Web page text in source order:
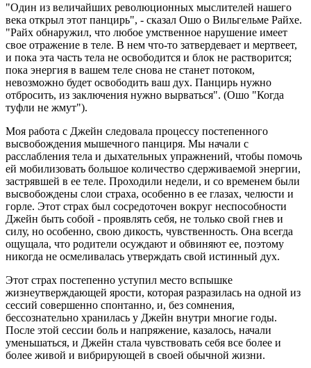
"Один из величайших революционных мыслителей нашего
века открыл этот панцирь", - сказал Ошо о Вильгельме Райхе.
"Райх обнаружил, что любое умственное нарушение имеет
свое отражение в теле. В нем что-то затвердевает и мертвеет,
и пока эта часть тела не освободится и блок не растворится;
пока энергия в вашем теле снова не станет потоком,
невозможно будет освободить ваш дух. Панцирь нужно
отбросить, из заключения нужно вырваться". (Ошо "Когда
туфли не жмут").
Моя работа с Джейн следовала процессу постепенного
высвобождения мышечного панциря. Мы начали с
расслабления тела и дыхательных упражнений, чтобы помочь
ей мобилизовать большое количество сдерживаемой энергии,
застрявшей в ее теле. Проходили недели, и со временем были
высвобождены слои страха, особенно в ее глазах, челюсти и
горле. Этот страх был сосредоточен вокруг неспособности
Джейн быть собой - проявлять себя, не только свой гнев и
силу, но особенно, свою дикость, чувственность. Она всегда
ощущала, что родители осуждают и обвиняют ее, поэтому
никогда не осмеливалась утверждать свой истинный дух.
Этот страх постепенно уступил место вспышке
жизнеутверждающей ярости, которая разразилась на одной из
сессий совершенно спонтанно, и, без сомнения,
бессознательно хранилась у Джейн внутри многие годы.
После этой сессии боль и напряжение, казалось, начали
уменьшаться, и Джейн стала чувствовать себя все более и
более живой и вибрирующей в своей обычной жизни.